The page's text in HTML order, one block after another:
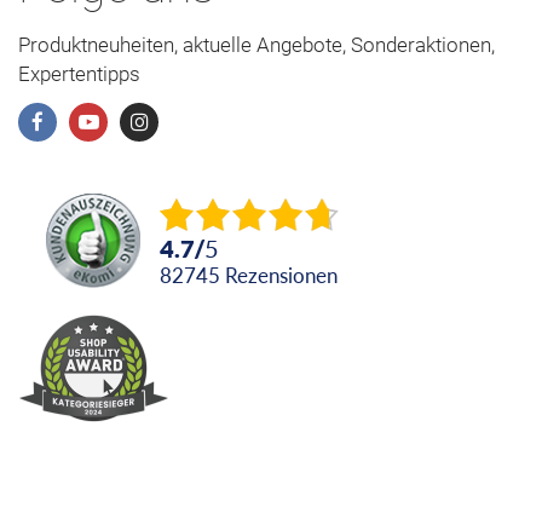
Produktneuheiten, aktuelle Angebote, Sonderaktionen,
Expertentipps
4.7/5
82745 Rezensionen